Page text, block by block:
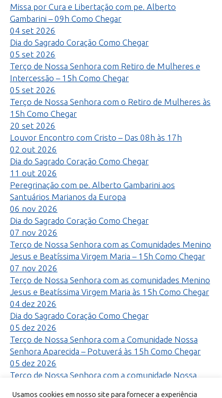
Missa por Cura e Libertação com pe. Alberto
Gambarini – 09h Como Chegar
04 set 2026
Dia do Sagrado Coração Como Chegar
05 set 2026
Terço de Nossa Senhora com Retiro de Mulheres e
Intercessão – 15h Como Chegar
05 set 2026
Terço de Nossa Senhora com o Retiro de Mulheres às
15h Como Chegar
20 set 2026
Louvor Encontro com Cristo – Das 08h às 17h
02 out 2026
Dia do Sagrado Coração Como Chegar
11 out 2026
Peregrinação com pe. Alberto Gambarini aos
Santuários Marianos da Europa
06 nov 2026
Dia do Sagrado Coração Como Chegar
07 nov 2026
Terço de Nossa Senhora com as Comunidades Menino
Jesus e Beatíssima Virgem Maria – 15h Como Chegar
07 nov 2026
Terço de Nossa Senhora com as comunidades Menino
Jesus e Beatíssima Virgem Maria às 15h Como Chegar
04 dez 2026
Dia do Sagrado Coração Como Chegar
05 dez 2026
Terço de Nossa Senhora com a Comunidade Nossa
Senhora Aparecida – Potuverá às 15h Como Chegar
05 dez 2026
Terço de Nossa Senhora com a comunidade Nossa
Usamos cookies em nosso site para fornecer a experiência